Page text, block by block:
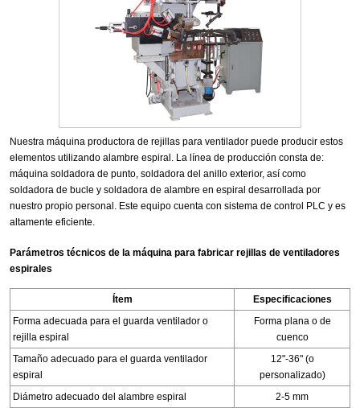
Nuestra máquina productora de rejillas para ventilador puede producir estos
elementos utilizando alambre espiral. La línea de producción consta de:
máquina soldadora de punto, soldadora del anillo exterior, así como
soldadora de bucle y soldadora de alambre en espiral desarrollada por
nuestro propio personal. Este equipo cuenta con sistema de control PLC y es
altamente eficiente.
Parámetros técnicos de la máquina para fabricar rejillas de ventiladores
espirales
Ítem
Especificaciones
Forma adecuada para el guarda ventilador o
rejilla espiral
Forma plana o de
cuenco
Tamaño adecuado para el guarda ventilador
espiral
12"-36" (o
personalizado)
Diámetro adecuado del alambre espiral
2-5 mm